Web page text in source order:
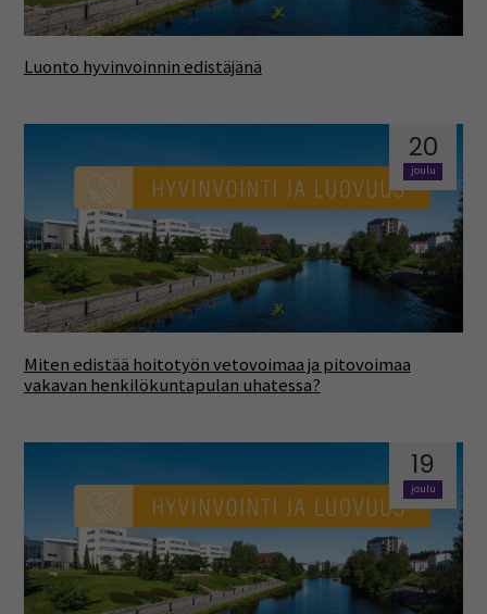
Luonto hyvinvoinnin edistäjänä
20
joulu
Miten edistää hoitotyön vetovoimaa ja pitovoimaa
vakavan henkilökuntapulan uhatessa?
19
joulu